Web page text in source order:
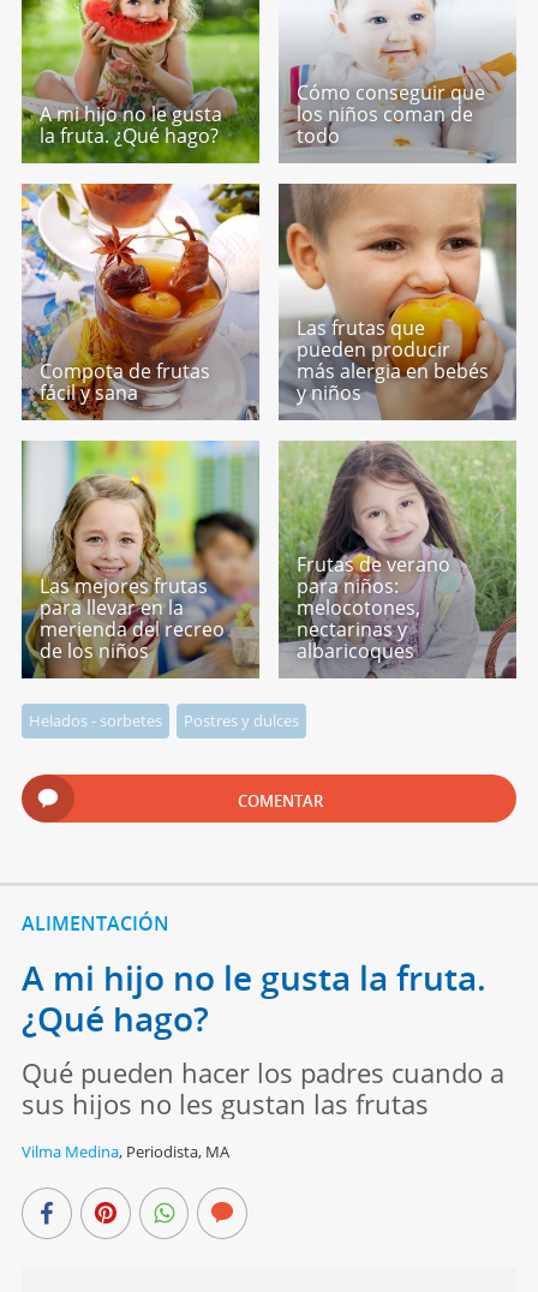
A mi hijo no le gusta
la fruta. ¿Qué hago?
Cómo conseguir que
los niños coman de
todo
Compota de frutas
fácil y sana
Las frutas que
pueden producir
más alergia en bebés
y niños
Las mejores frutas
para llevar en la
merienda del recreo
de los niños
Frutas de verano
para niños:
melocotones,
nectarinas y
albaricoques
Helados - sorbetes Postres y dulces
COMENTAR
ALIMENTACIÓN
A mi hijo no le gusta la fruta.
¿Qué hago?
Qué pueden hacer los padres cuando a
sus hijos no les gustan las frutas
Vilma Medina, Periodista, MA